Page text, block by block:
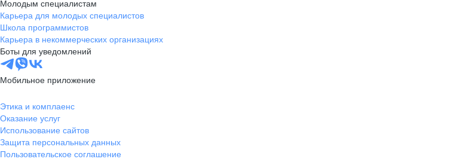
Молодым специалистам
Карьера для молодых специалистов
Школа программистов
Карьера в некоммерческих организациях
Боты для уведомлений
Мобильное приложение
Этика и комплаенс
Оказание услуг
Использование сайтов
Защита персональных данных
Пользовательское соглашение